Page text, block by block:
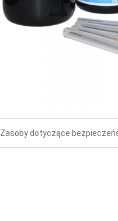
Zasoby dotyczące